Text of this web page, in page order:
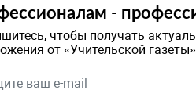
-
чтобы получать
от «Учительской